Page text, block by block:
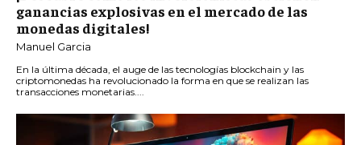
ganancias explosivas en el mercado de las
monedas digitales!
Manuel Garcia
En la última década, el auge de las tecnologías blockchain y las
criptomonedas ha revolucionado la forma en que se realizan las
transacciones monetarias....